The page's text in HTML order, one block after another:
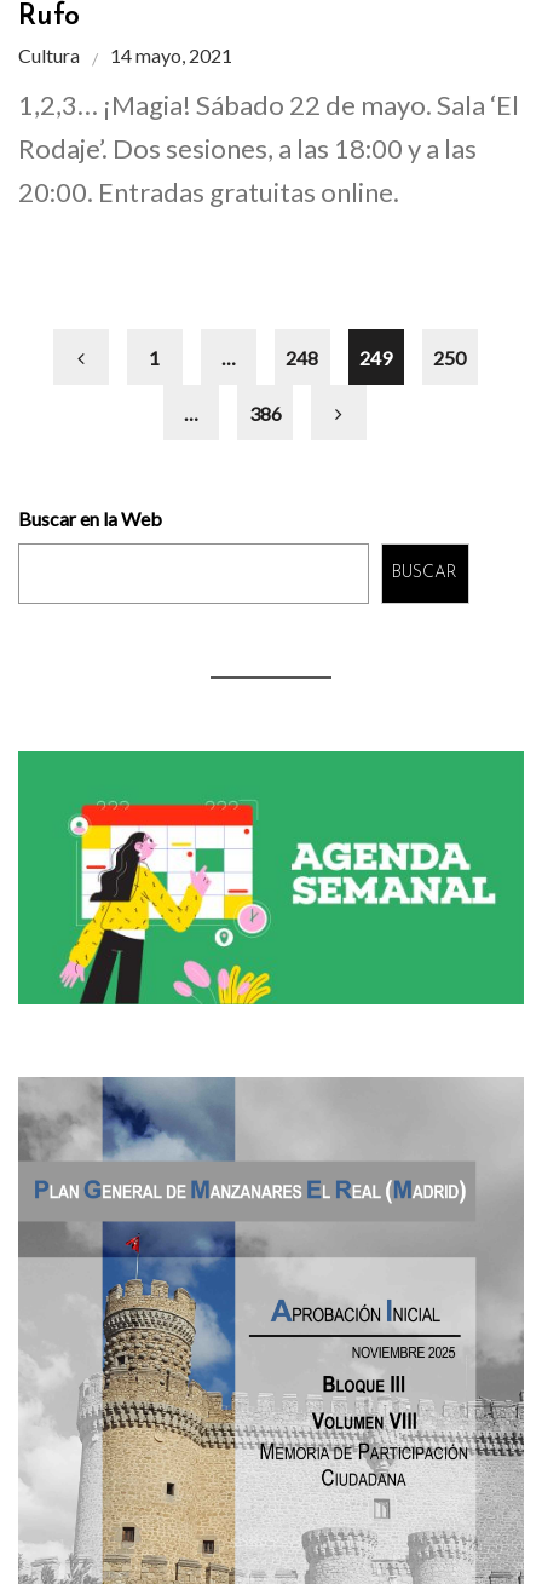
Rufo
Cultura 14 mayo, 2021
1,2,3… ¡Magia! Sábado 22 de mayo. Sala ‘El
Rodaje’. Dos sesiones, a las 18:00 y a las
20:00. Entradas gratuitas online.
1 … 248 249 250
… 386
Buscar en la Web
BUSCAR